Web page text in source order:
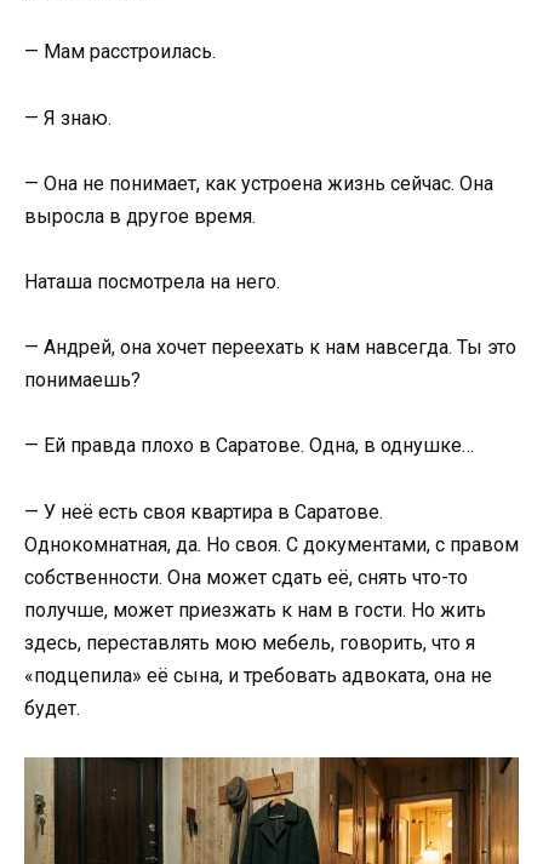
— Мам расстроилась.
— Я знаю.
— Она не понимает, как устроена жизнь сейчас. Она
выросла в другое время.
Наташа посмотрела на него.
— Андрей, она хочет переехать к нам навсегда. Ты это
понимаешь?
— Ей правда плохо в Саратове. Одна, в однушке…
— У неё есть своя квартира в Саратове.
Однокомнатная, да. Но своя. С документами, с правом
собственности. Она может сдать её, снять что-то
получше, может приезжать к нам в гости. Но жить
здесь, переставлять мою мебель, говорить, что я
«подцепила» её сына, и требовать адвоката, она не
будет.